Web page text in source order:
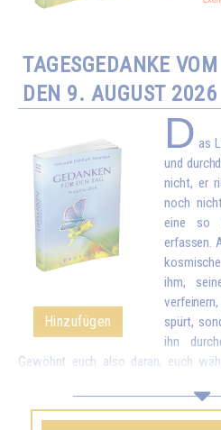
TAGESGEDANKE
DEN 9. AUGUST 2026
Hinzufügen
D as
und
nicht, er
noch
eine so
erfassen.
ihm,
spürt,
ihn
Gewöhnt euch also daran, euch
einzuführen. Es wird nach und nach
eures Körpers durch neue, reinere